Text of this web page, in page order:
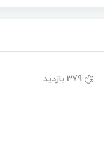
379 بازدید